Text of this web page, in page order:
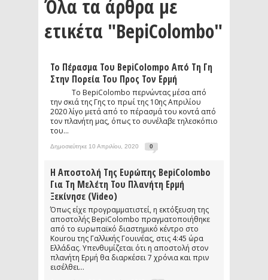
Όλα τα άρθρα με
ετικέτα "BepiColombo"
Το Πέρασμα Του BepiColompo Από Τη Γη
Στην Πορεία Του Προς Τον Ερμή
Το BepiColombo περνώντας μέσα από
την σκιά της Γης το πρωί της 10ης Απριλίου
2020 λίγο μετά από το πέρασμά του κοντά από
τον πλανήτη μας, όπως το συνέλαβε τηλεσκόπιο
του...
Δημοσιεύτηκε 10 Απριλίου, 2020 0
Η Αποστολή Της Ευρώπης BepiColombo
Για Τη Μελέτη Του Πλανήτη Ερμή
Ξεκίνησε (video)
Όπως είχε προγραμματιστεί, η εκτόξευση της
αποστολής BepiColombo πραγματοποιήθηκε
από το ευρωπαϊκό διαστημικό κέντρο στο
Kourou της Γαλλικής Γουινέας, στις 4:45 ώρα
Ελλάδας. Υπενθυμίζεται ότι η αποστολή στον
πλανήτη Ερμή θα διαρκέσει 7 χρόνια και πριν
εισέλθει...